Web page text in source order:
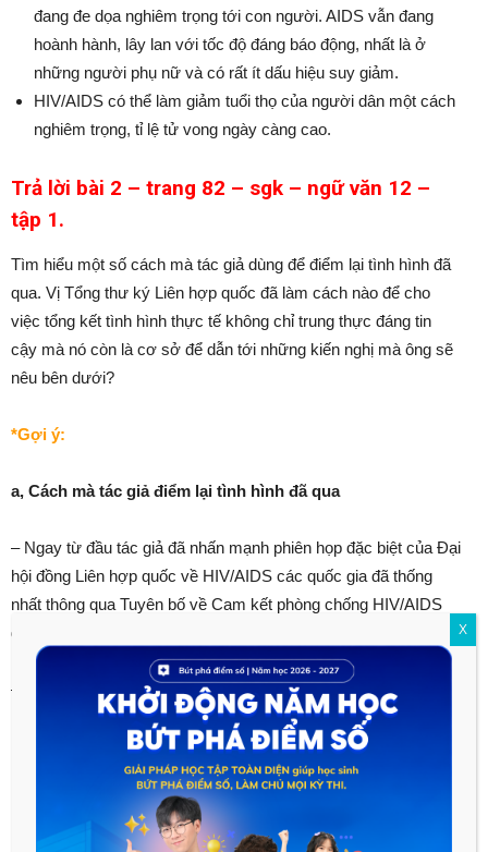
đang đe dọa nghiêm trọng tới con người. AIDS vẫn đang
hoành hành, lây lan với tốc độ đáng báo động, nhất là ở
những người phụ nữ và có rất ít dấu hiệu suy giảm.
HIV/AIDS có thể làm giảm tuổi thọ của người dân một cách
nghiêm trọng, tỉ lệ tử vong ngày càng cao.
Trả lời bài 2 – trang 82 – sgk – ngữ văn 12 –
tập 1.
Tìm hiểu một số cách mà tác giả dùng để điểm lại tình hình đã
qua. Vị Tổng thư ký Liên hợp quốc đã làm cách nào để cho
việc tổng kết tình hình thực tế không chỉ trung thực đáng tin
cậy mà nó còn là cơ sở để dẫn tới những kiến nghị mà ông sẽ
nêu bên dưới?
*Gợi ý:
a, Cách mà tác giả điểm lại tình hình đã qua
– Ngay từ đầu tác giả đã nhấn mạnh phiên họp đặc biệt của Đại
hội đồng Liên hợp quốc về HIV/AIDS các quốc gia đã thống
nhất thông qua Tuyên bố về Cam kết phòng chống HIV/AIDS
đặt ra các mục tiêu, cam kết, nguồn lực và hành động.
– Tác giả đưa ra một số kết quả đã đạt được như:
Ngân sách dành cho việc phòng chống HIV/AIDS đã tăng
lên một cách đáng kể.
Quỹ toàn cầu về phòng chống AIDS, lao, sốt rét tất cả đều
đã được thông qua.
X